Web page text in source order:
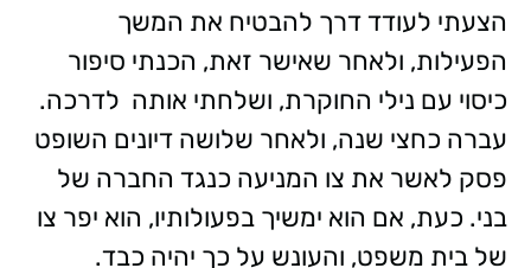
הצעתי לעודד דרך להבטיח את המשך
הפעילות, ולאחר שאישר זאת, הכנתי סיפור
כיסוי עם נילי החוקרת, ושלחתי אותה לדרכה.
עברה כחצי שנה, ולאחר שלושה דיונים השופט
פסק לאשר את צו המניעה כנגד החברה של
בני. כעת, אם הוא ימשיך בפעולותיו, הוא יפר צו
של בית משפט, והעונש על כך יהיה כבד.